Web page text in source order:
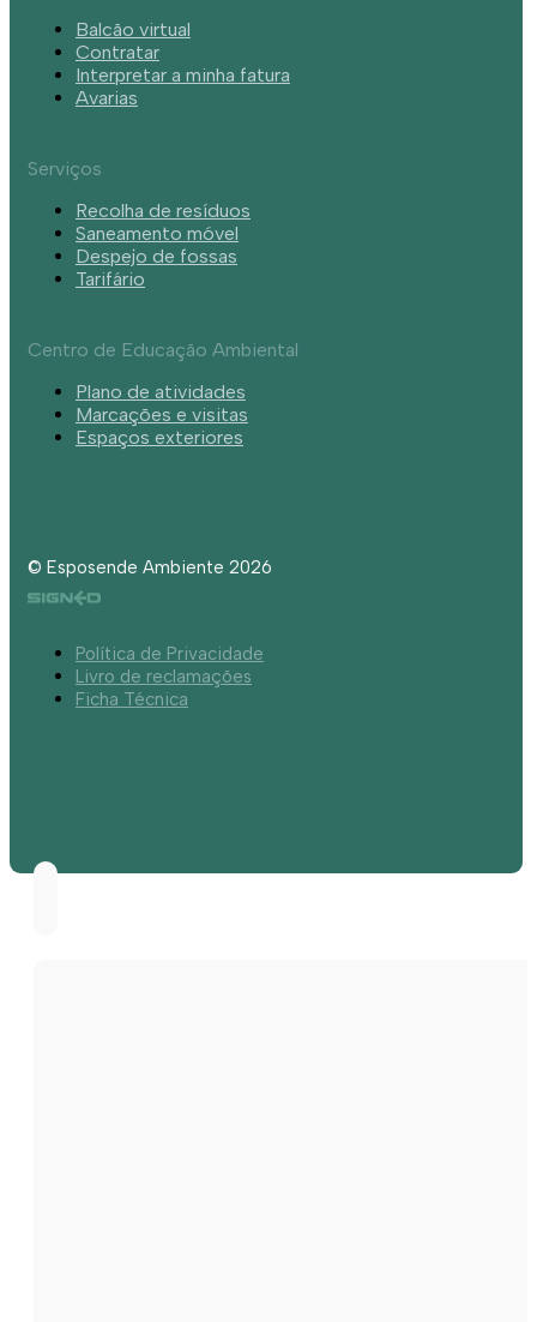
Balcão virtual
Contratar
Interpretar a minha fatura
Avarias
Serviços
Recolha de resíduos
Saneamento móvel
Despejo de fossas
Tarifário
Centro de Educação Ambiental
Plano de atividades
Marcações e visitas
Espaços exteriores
© Esposende Ambiente 2026
Política de Privacidade
Livro de reclamações
Ficha Técnica